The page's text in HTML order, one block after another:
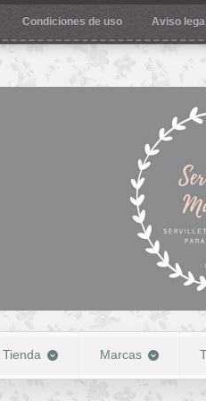
Condiciones de uso Aviso
Tienda Marcas